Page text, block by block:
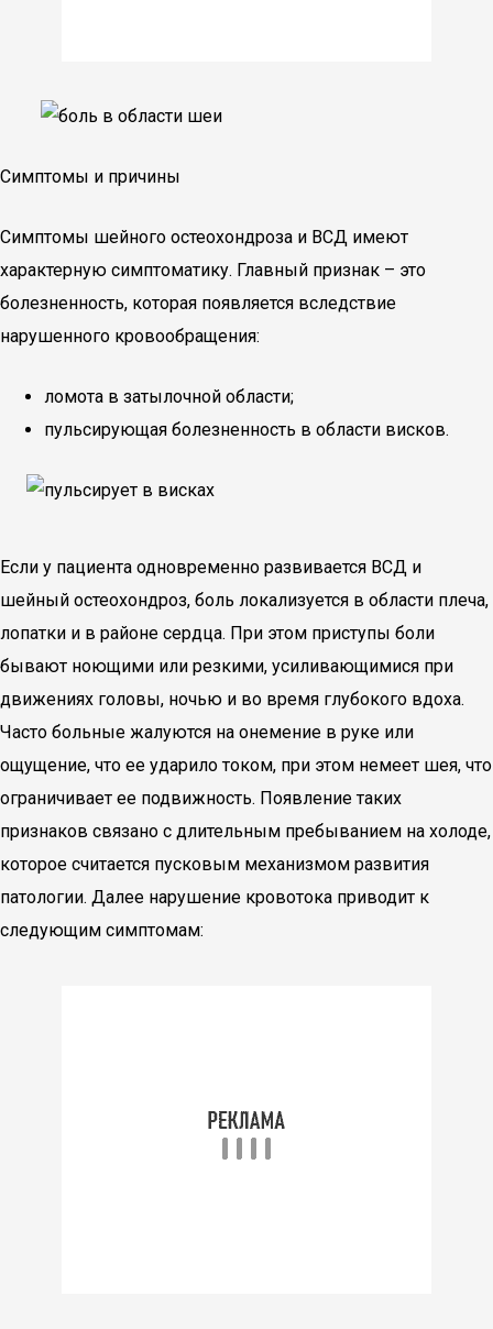
Симптомы и причины
Симптомы шейного остеохондроза и ВСД имеют
характерную симптоматику. Главный признак – это
болезненность, которая появляется вследствие
нарушенного кровообращения:
ломота в затылочной области;
пульсирующая болезненность в области висков.
Если у пациента одновременно развивается ВСД и
шейный остеохондроз, боль локализуется в области плеча,
лопатки и в районе сердца. При этом приступы боли
бывают ноющими или резкими, усиливающимися при
движениях головы, ночью и во время глубокого вдоха.
Часто больные жалуются на онемение в руке или
ощущение, что ее ударило током, при этом немеет шея, что
ограничивает ее подвижность. Появление таких
признаков связано с длительным пребыванием на холоде,
которое считается пусковым механизмом развития
патологии. Далее нарушение кровотока приводит к
следующим симптомам: